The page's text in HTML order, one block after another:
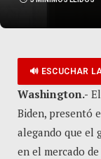
🔊 ESCUCHAR
Washington.-
Biden, presentó
alegando que el
en el mercado